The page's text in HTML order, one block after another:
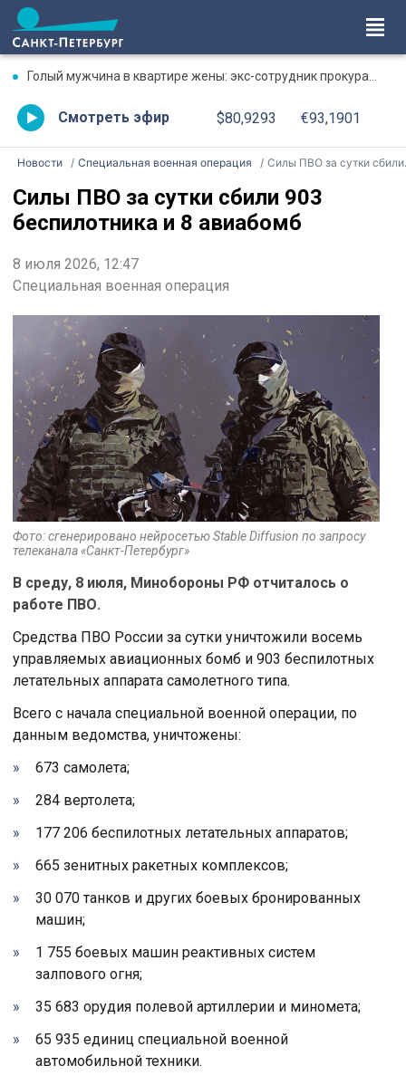
Голый мужчина в квартире жены: экс-сотрудник прокуратуры рассказал, почему совершил убийство
Смотреть эфир $80,9293 €93,1901
Новости Специальная военная операция Силы ПВО за сутки сбили 903 беспилотника и 8 авиабомб
Силы ПВО за сутки сбили 903
беспилотника и 8 авиабомб
8 июля 2026, 12:47
Специальная военная операция
Фото: сгенерировано нейросетью Stable Diffusion по запросу
телеканала «Санкт-Петербург»
В среду, 8 июля, Минобороны РФ отчиталось о
работе ПВО.
Средства ПВО России за сутки уничтожили восемь
управляемых авиационных бомб и 903 беспилотных
летательных аппарата самолетного типа.
Всего с начала специальной военной операции, по
данным ведомства, уничтожены:
673 самолета;
284 вертолета;
177 206 беспилотных летательных аппаратов;
665 зенитных ракетных комплексов;
30 070 танков и других боевых бронированных
машин;
1 755 боевых машин реактивных систем
залпового огня;
35 683 орудия полевой артиллерии и миномета;
65 935 единиц специальной военной
автомобильной техники.